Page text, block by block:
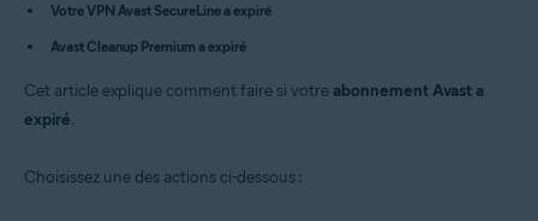
Éducation (32/64 bits)
Microsoft Windows 8.1/Professionnel/Entreprise (32/64 bits)
Microsoft Windows 7 Édition Familiale Basique/Édition Familiale
Premium/Professionnel/Entreprise/Édition Intégrale - Service Pack 1
(32/64 bits)
Apple macOS 12.x (Monterey)
Votre VPN Avast SecureLine a expiré
Avast Cleanup Premium a expiré
Cet article explique comment faire si votre abonnement Avast a
expiré.
Choisissez une des actions ci-dessous :